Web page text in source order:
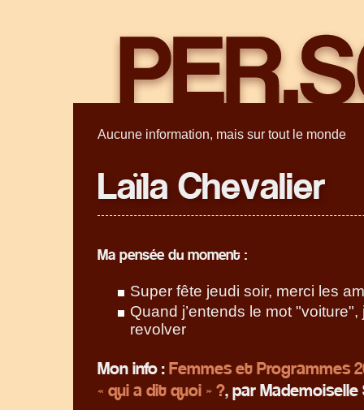
Aucune information, mais sur tout le monde
Laïla Chevalier
Ma pensée du moment :
Super fête jeudi soir, merci les
Quand j’entends le mot
revolver
Mon info :Femmes et Programmes
« qui a dit quoi » ?, par Mademoiselle